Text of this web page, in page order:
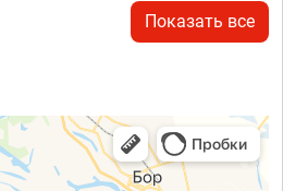
Показать все